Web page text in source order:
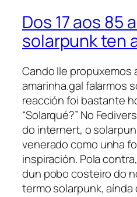
Dos 17 aos 85
solarpunk ten
Cando lle propuxemos
amarinha.gal falarmos
reacción foi bastante
“Solarqué?” No
do internert, o
venerado como unha
inspiración. Pola
dun pobo costeiro do
termo solarpunk,